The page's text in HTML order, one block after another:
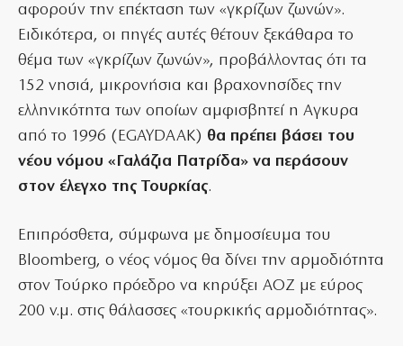
αφορούν την επέκταση των «γκρίζων ζωνών».
Ειδικότερα, οι πηγές αυτές θέτουν ξεκάθαρα το
θέμα των «γκρίζων ζωνών», προβάλλοντας ότι τα
152 νησιά, μικρονήσια και βραχονησίδες την
ελληνικότητα των οποίων αμφισβητεί η Αγκυρα
από το 1996 (EGAYDAAK) θα πρέπει βάσει του
νέου νόμου «Γαλάζια Πατρίδα» να περάσουν
στον έλεγχο της Τουρκίας.
Επιπρόσθετα, σύμφωνα με δημοσίευμα του
Bloomberg, ο νέος νόμος θα δίνει την αρμοδιότητα
στον Τούρκο πρόεδρο να κηρύξει ΑΟΖ με εύρος
200 ν.μ. στις θάλασσες «τουρκικής αρμοδιότητας».